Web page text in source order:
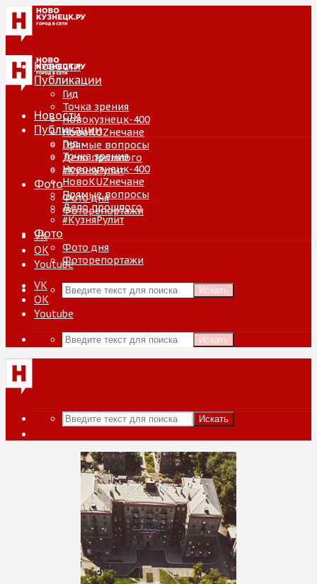
Новости
Публикации
Гид
Точка зрения
Новокузнецк-400
НовоKUZнечане
Прямые вопросы
Дело прошлого
#КузняРулит
Фото
Фото дня
Фоторепортажи
VK
ОК
Youtube
Искать
Новости
Публикации
Гид
Точка зрения
Новокузнецк-400
НовоKUZнечане
Прямые вопросы
Дело прошлого
#КузняРулит
Фото
Фото дня
Фоторепортажи
VK
ОК
Youtube
Искать
Искать